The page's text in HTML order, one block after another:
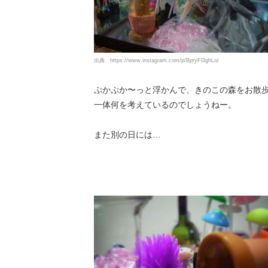
出典 https://www.instagram.com/p/BpryFl3ghLo/
ぷかぷか〜っと浮かんで、きのこの森をお散
一体何を考えているのでしょうねー。
また別の日には…